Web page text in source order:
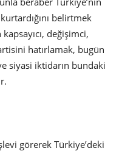
belirtmek
değişimci,
hatırlamak, bugün
siyasi iktidarın bundaki
görerek Türkiye’deki